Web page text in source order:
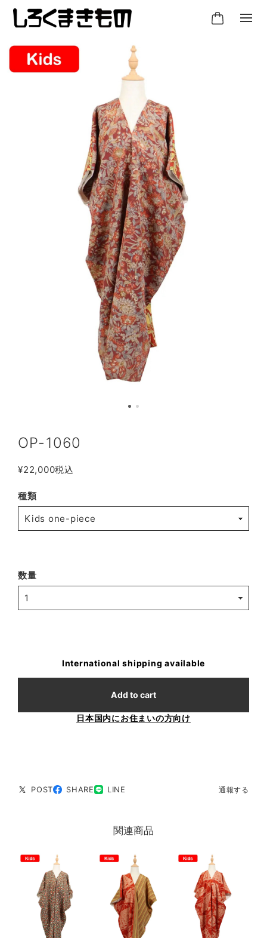
OP-1060
¥22,000税込
種類
数量
International shipping available
Add to cart
日本国内にお住まいの方向け
POST SHARE LINE 通報する
関連商品